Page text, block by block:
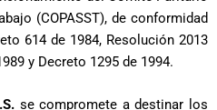
(COPASST), de conformidad
614 de 1984, Resolución 2013
y Decreto 1295 de 1994.
se compromete a destinar los